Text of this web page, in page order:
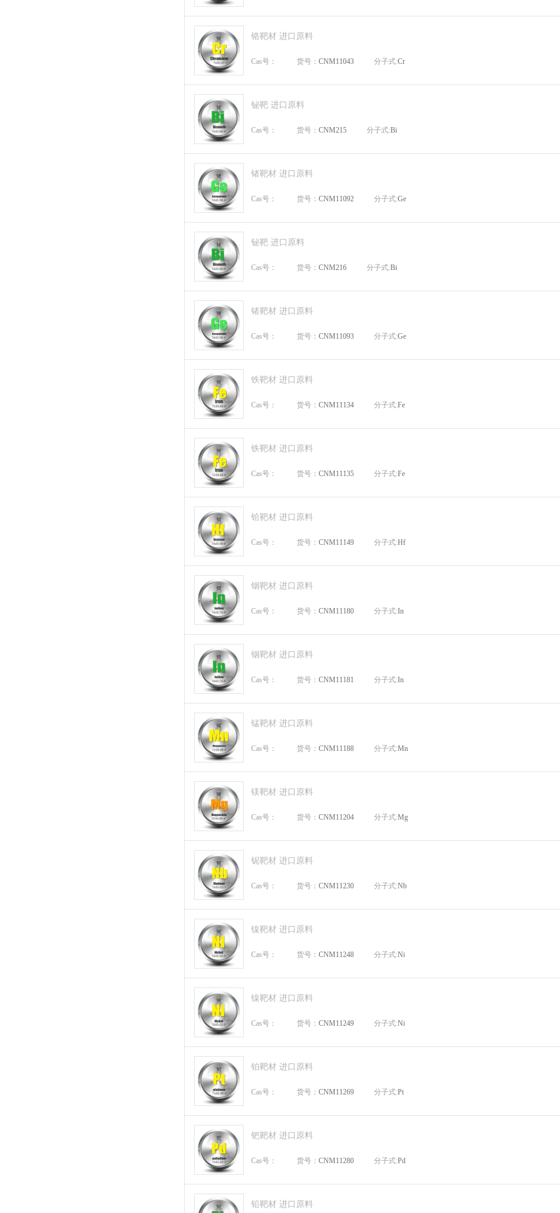
铬靶材 进口原料
Cas号： 货号： CNM11043 分子式:Cr
铋靶 进口原料
Cas号： 货号： CNM215 分子式:Bi
锗靶材 进口原料
Cas号： 货号： CNM11092 分子式:Ge
铋靶 进口原料
Cas号： 货号： CNM216 分子式:Bi
锗靶材 进口原料
Cas号： 货号： CNM11093 分子式:Ge
铁靶材 进口原料
Cas号： 货号： CNM11134 分子式:Fe
铁靶材 进口原料
Cas号： 货号： CNM11135 分子式:Fe
铪靶材 进口原料
Cas号： 货号： CNM11149 分子式:Hf
铟靶材 进口原料
Cas号： 货号： CNM11180 分子式:In
铟靶材 进口原料
Cas号： 货号： CNM11181 分子式:In
锰靶材 进口原料
Cas号： 货号： CNM11188 分子式:Mn
镁靶材 进口原料
Cas号： 货号： CNM11204 分子式:Mg
铌靶材 进口原料
Cas号： 货号： CNM11230 分子式:Nb
镍靶材 进口原料
Cas号： 货号： CNM11248 分子式:Ni
镍靶材 进口原料
Cas号： 货号： CNM11249 分子式:Ni
铂靶材 进口原料
Cas号： 货号： CNM11269 分子式:Pt
钯靶材 进口原料
Cas号： 货号： CNM11280 分子式:Pd
铅靶材 进口原料